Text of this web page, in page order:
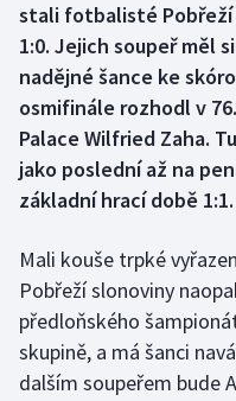
Dostihy
Florbal
Futsal
Golf
Gymnastika
Házená
Jezdectví
stali fotbalisté Pobřeží
1:0. Jejich soupeř měl
nadějné šance ke
osmifinále rozhodl v
Palace Wilfried Zaha.
jako poslední až na
základní hrací době 1:1.
Mali kouše trpké
Pobřeží slonoviny
předloňského
skupině, a má šanci
dalším soupeřem bude